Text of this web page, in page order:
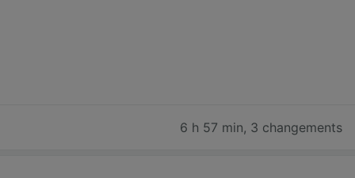
6 h 57 min, 3 changements